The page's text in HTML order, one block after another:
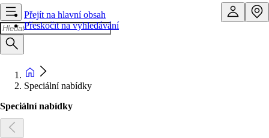
Přejít na hlavní obsah
Přeskočit na vyhledávání
Speciální nabídky
Speciální nabídky